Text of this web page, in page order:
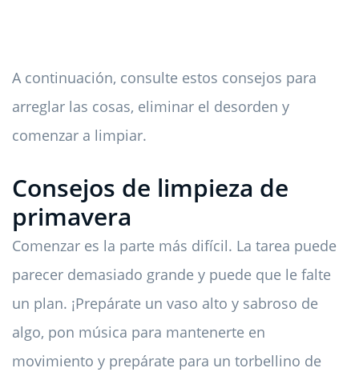
A continuación, consulte estos consejos para
arreglar las cosas, eliminar el desorden y
comenzar a limpiar.
Consejos de limpieza de
primavera
Comenzar es la parte más difícil. La tarea puede
parecer demasiado grande y puede que le falte
un plan. ¡Prepárate un vaso alto y sabroso de
algo, pon música para mantenerte en
movimiento y prepárate para un torbellino de